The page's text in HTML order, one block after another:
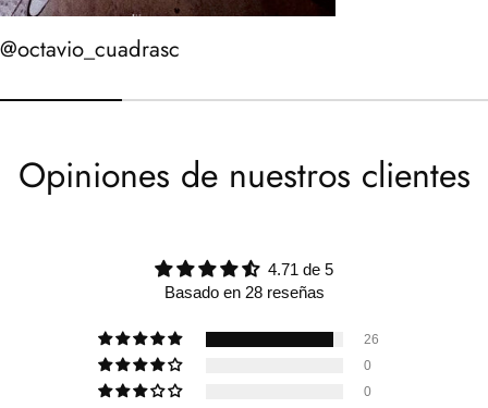
@octavio_cuadrasc
Opiniones de nuestros clientes
4.71 de 5
Basado en 28 reseñas
26
0
0